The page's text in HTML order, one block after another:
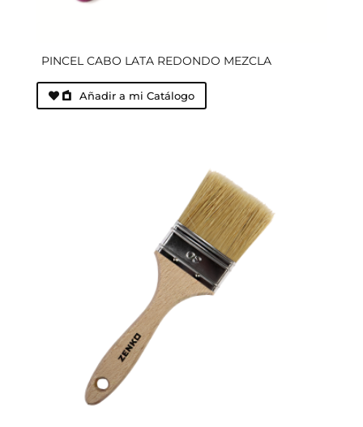
PINCEL CABO LATA REDONDO MEZCLA
Añadir a mi Catálogo